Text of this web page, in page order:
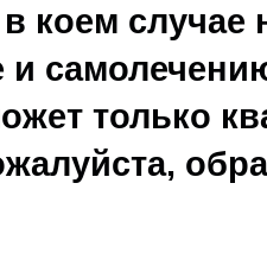
коем
и
только